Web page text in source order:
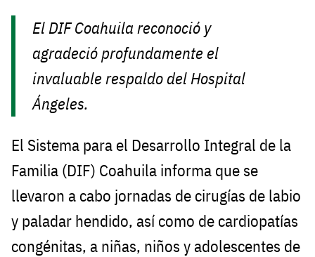
El DIF Coahuila reconoció y
agradeció profundamente el
invaluable respaldo del Hospital
Ángeles.
El Sistema para el Desarrollo Integral de la
Familia (DIF) Coahuila informa que se
llevaron a cabo jornadas de cirugías de labio
y paladar hendido, así como de cardiopatías
congénitas, a niñas, niños y adolescentes de